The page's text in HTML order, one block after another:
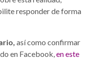
responder de forma
así como confirmar
en Facebook,en este